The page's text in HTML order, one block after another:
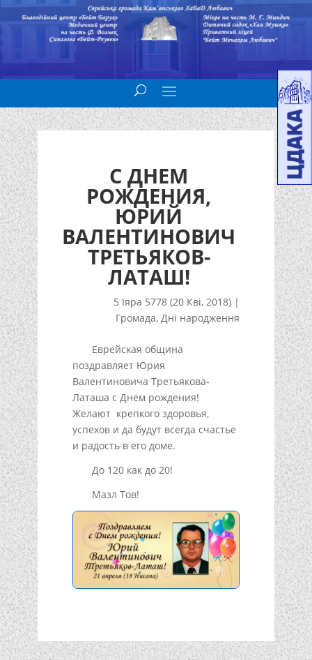
С ДНЕМ
РОЖДЕНИЯ,
ЮРИЙ
ВАЛЕНТИНОВИЧ
ТРЕТЬЯКОВ-
ЛАТАШ!
5 Іяра 5778 (20 Кві, 2018) |
Громада,Дні народження
Еврейская община
поздравляет Юрия
Валентиновича Третьякова-
Латаша с Днем рождения!
Желают крепкого здоровья,
успехов и да будут всегда счастье
и радость в его доме.
До 120 как до 20!
Мазл Тов!